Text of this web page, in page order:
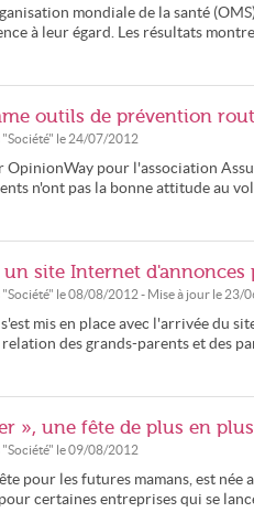
mondiale de la santé
à leur égard. Les résultats
outils de prévention
"Société" le 24/07/2012
OpinionWay pour l'association
n'ont pas la bonne attitude au
site Internet d'annonces
"Société" le08/08/2012 - Mise à jour le 23/
mis en place avec l'arrivée du
des grands-parents et des
», une fête de plus en
"Société" le09/08/2012
pour les futures mamans, est
certaines entreprises qui se